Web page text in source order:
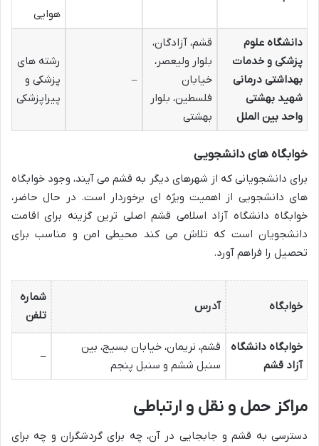
هوایی
دانشگاه علوم
پزشکی و خدمات
بهداشتی درمانی
شهید بهشتی
واحد بین الملل
قشم، آزادگان،
بلوار ولیعصر،
خیابان
فلسطین، بلوار
بهشتی
–
رشته های
پزشکی و
پیراپزشکی
خوابگاه های دانشجویی
برای دانشجویانی که از شهرهای دیگر به قشم می آیند، وجود خوابگاه
های دانشجویی از اهمیت ویژه ای برخوردار است. در حال حاضر،
خوابگاه دانشگاه آزاد اسلامی قشم اصلی ترین گزینه برای اقامت
دانشجویان است که تلاش می کند محیطی امن و مناسب برای
تحصیل را فراهم آورد.
خوابگاه آدرس
شماره
تلفن
خوابگاه دانشگاه
آزاد قشم
قشم، نریمان، خیابان بسیج، بین
سنبل ششم و سنبل پنجم
–
مراکز حمل و نقل و ارتباطی
دسترسی به قشم و جابجایی در آن، چه برای گردشگران و چه برای